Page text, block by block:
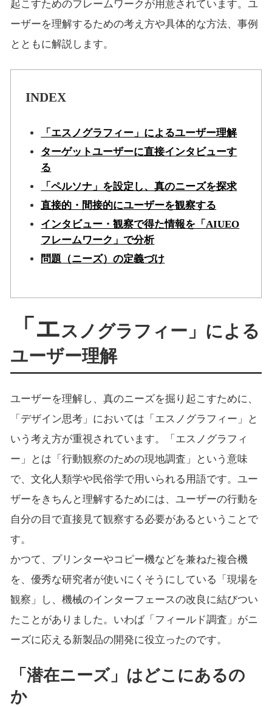
起こすためのフレームワークが用意されています。ユ
ーザーを理解するための考え方や具体的な方法、事例
とともに解説します。
INDEX
「エスノグラフィー」によるユーザー理解
ターゲットユーザーに直接インタビューす
る
「ペルソナ」を設定し、真のニーズを探求
直接的・間接的にユーザーを観察する
インタビュー・観察で得た情報を「AIUEO
フレームワーク」で分析
問題（ニーズ）の定義づけ
「エスノグラフィー」による
ユーザー理解
ユーザーを理解し、真のニーズを掘り起こすために、
「デザイン思考」においては「エスノグラフィー」と
いう考え方が重視されています。「エスノグラフィ
ー」とは「行動観察のための現地調査」という意味
で、文化人類学や民俗学で用いられる用語です。ユー
ザーをきちんと理解するためには、ユーザーの行動を
自分の目で直接見て観察する必要があるということで
す。
かつて、プリンターやコピー機などを兼ねた複合機
を、優秀な研究者が使いにくそうにしている「現場を
観察」し、機械のインターフェースの改良に結びつい
たことがありました。いわば「フィールド調査」がニ
ーズに応える新製品の開発に役立ったのです。
「潜在ニーズ」はどこにあるの
か